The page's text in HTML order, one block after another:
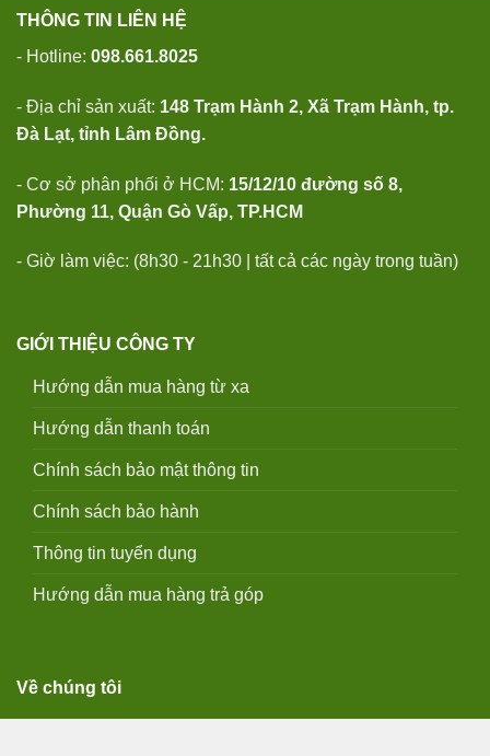
THÔNG TIN LIÊN HỆ
- Hotline: 098.661.8025
- Địa chỉ sản xuất: 148 Trạm Hành 2, Xã Trạm Hành, tp.
Đà Lạt, tỉnh Lâm Đồng.
- Cơ sở phân phối ở HCM: 15/12/10 đường số 8,
Phường 11, Quận Gò Vấp, TP.HCM
- Giờ làm việc: (8h30 - 21h30 | tất cả các ngày trong tuần)
GIỚI THIỆU CÔNG TY
Hướng dẫn mua hàng từ xa
Hướng dẫn thanh toán
Chính sách bảo mật thông tin
Chính sách bảo hành
Thông tin tuyển dụng
Hướng dẫn mua hàng trả góp
Về chúng tôi